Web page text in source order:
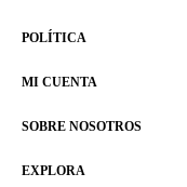
EXPLORA
SOBRE NOSOTROS
MI CUENTA
POLÍTICA